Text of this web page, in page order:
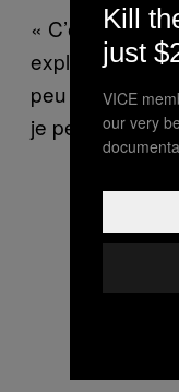
« C’est une
expliquait-elle à
peu plus qui je
je pense qu’on
Kill
just
VICE
our very